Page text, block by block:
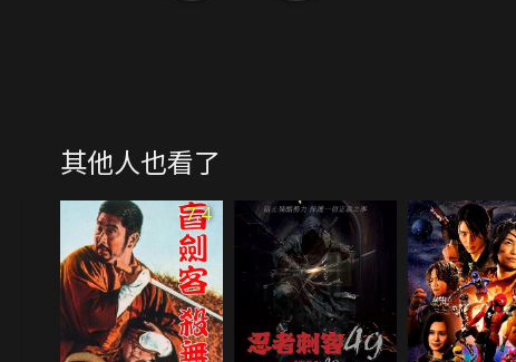
其他人也看了
7.4